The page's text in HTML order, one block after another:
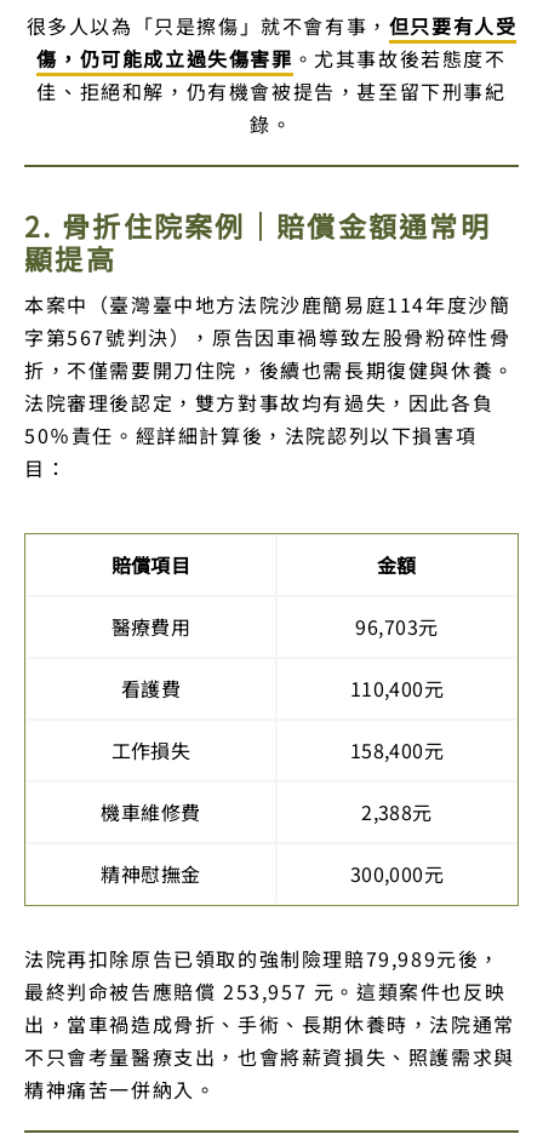
很多人以為「只是擦傷」就不會有事， 但只要有人受
傷，仍可能成立過失傷害罪 。尤其事故後若態度不
佳、拒絕和解，仍有機會被提告，甚至留下刑事紀
錄。
2. 骨折住院案例｜賠償金額通常明
顯提高
本案中（臺灣臺中地方法院沙鹿簡易庭114年度沙簡
字第567號判決），原告因車禍導致左股骨粉碎性骨
折，不僅需要開刀住院，後續也需長期復健與休養。
法院審理後認定，雙方對事故均有過失，因此各負
50％責任。經詳細計算後，法院認列以下損害項
目：
賠償項目 金額
醫療費用 96,703元
看護費 110,400元
工作損失 158,400元
機車維修費 2,388元
精神慰撫金 300,000元
法院再扣除原告已領取的強制險理賠79,989元後，
最終判命被告應賠償 253,957 元。這類案件也反映
出，當車禍造成骨折、手術、長期休養時，法院通常
不只會考量醫療支出，也會將薪資損失、照護需求與
精神痛苦一併納入。